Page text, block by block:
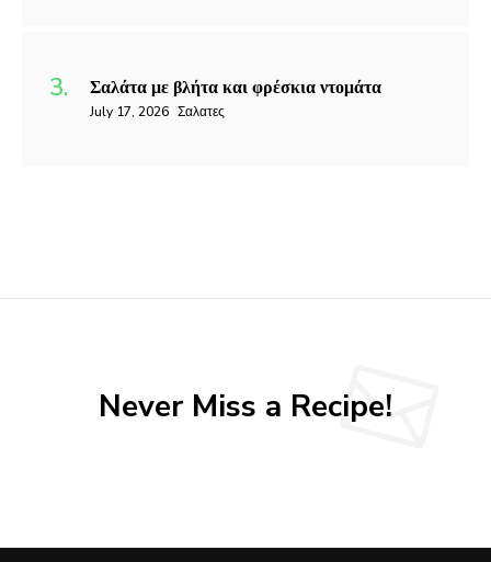
Σαλάτα με βλήτα και φρέσκια ντομάτα
July 17, 2026 Σαλατες
Never Miss a Recipe!